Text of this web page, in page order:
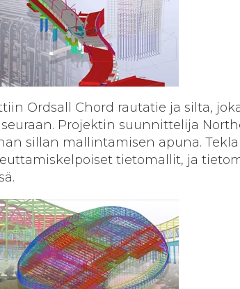
Ordsall Chord rautatie ja silta,
Projektin suunnittelija
sillan mallintamisen apuna. Tekla
tietomallit, ja